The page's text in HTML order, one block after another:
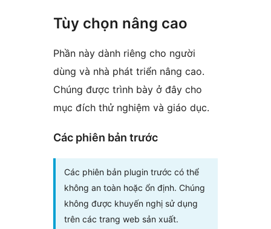
Tùy chọn nâng cao
Phần này dành riêng cho người
dùng và nhà phát triển nâng cao.
Chúng được trình bày ở đây cho
mục đích thử nghiệm và giáo dục.
Các phiên bản trước
Các phiên bản plugin trước có thể
không an toàn hoặc ổn định. Chúng
không được khuyến nghị sử dụng
trên các trang web sản xuất.